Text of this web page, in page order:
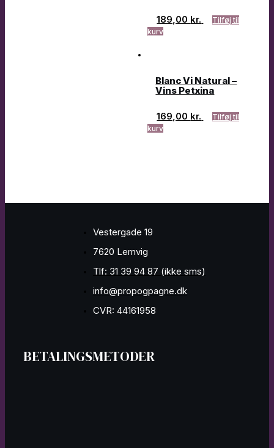
189,00 kr.
Tilføj til
kurv
Blanc Vi Natural –
Vins Petxina
169,00 kr.
Tilføj til
kurv
Vestergade 19
7620 Lemvig
Tlf: 31 39 94 87 (ikke sms)
info@propogpagne.dk
CVR: 44161958
BETALINGSMETODER